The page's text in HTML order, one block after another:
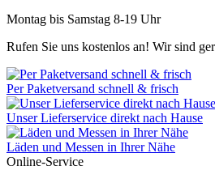
Montag bis Samstag 8-19 Uhr
Rufen Sie uns kostenlos an! Wir sind
Per Paketversand schnell & frisch
Unser Lieferservice direkt nach Hause
Läden und Messen in Ihrer Nähe
Online-Service